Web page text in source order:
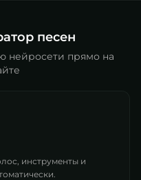
песен
нейросети прямо на
инструменты и